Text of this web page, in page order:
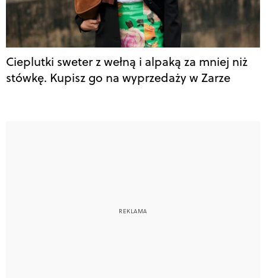
Cieplutki sweter z wełną i alpaką za mniej niż
stówkę. Kupisz go na wyprzedaży w Zarze